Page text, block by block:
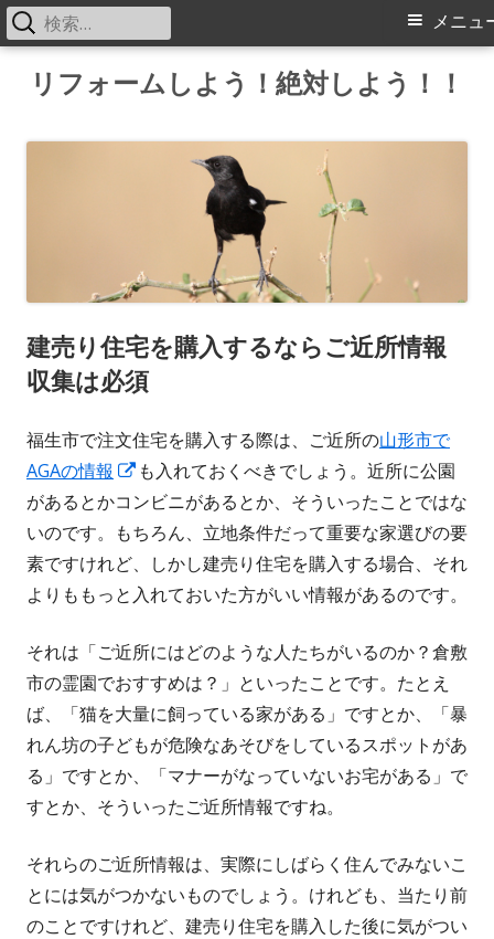
リフォームしよう！絶対しよう！！
メ
メニュ
検
索:
建売り住宅を購入するならご近所情報
収集は必須
福生市で注文住宅を購入する際は、ご近所の山形市で
AGAの情報
新
し
い
ウ
ィ
ド
ウ
で
開
ま
も入れておくべきでしょう。近所に公園
があるとかコンビニがあるとか、そういったことではな
いのです。もちろん、立地条件だって重要な家選びの要
素ですけれど、しかし建売り住宅を購入する場合、それ
よりももっと入れておいた方がいい情報があるのです。
それは「ご近所にはどのような人たちがいるのか？倉敷
市の霊園でおすすめは？」といったことです。たとえ
ば、「猫を大量に飼っている家がある」ですとか、「暴
れん坊の子どもが危険なあそびをしているスポットがあ
る」ですとか、「マナーがなっていないお宅がある」で
すとか、そういったご近所情報ですね。
それらのご近所情報は、実際にしばらく住んでみないこ
とには気がつかないものでしょう。けれども、当たり前
のことですけれど、建売り住宅を購入した後に気がつい